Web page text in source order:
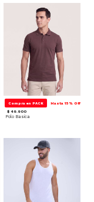
Compra en PACK Hasta 15% Off
$ 49.900
Polo Basica